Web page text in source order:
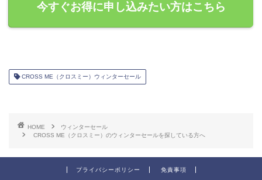
今すぐお得に申し込みたい方はこちら
CROSS ME（クロスミー）ウィンターセール
HOME
ウィンターセール
CROSS ME（クロスミー）のウィンターセールを探している方へ
プライバシーポリシー 免責事項